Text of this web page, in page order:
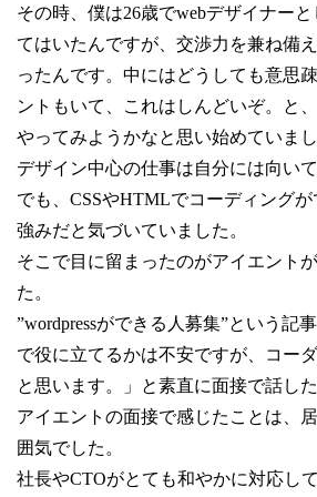
その時、僕は26歳でwebデザイナー
てはいたんですが、交渉力を兼ね備
ったんです。中にはどうしても意思
ントもいて、これはしんどいぞ。と
やってみようかなと思い始めていまし
デザイン中心の仕事は自分には向いて
でも、CSSやHTMLでコーディング
強みだと気づいていました。
そこで目に留まったのがアイエント
た。
”wordpressができる人募集”という記
で役に立てるかは不安ですが、コー
と思います。」と素直に面接で話し
アイエントの面接で感じたことは、
囲気でした。
社長やCTOがとても和やかに対応し